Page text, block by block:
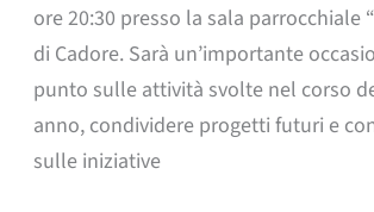
ore 20:30 presso la sala parrocchiale
di Cadore. Sarà un’importante
punto sulle attività svolte nel corso
anno, condividere progetti futuri e
sulle iniziative